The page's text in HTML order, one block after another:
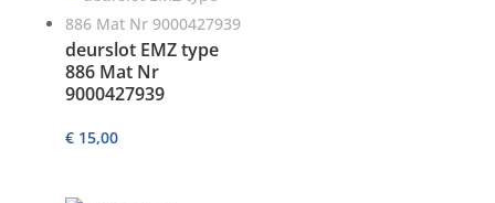
deurslot EMZ type
886 Mat Nr
9000427939
€15,00